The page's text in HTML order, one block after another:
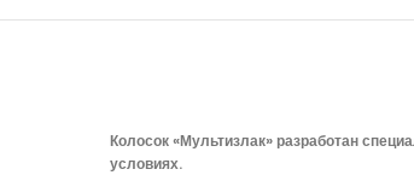
Колосок «Мультизлак» разработан
условиях.